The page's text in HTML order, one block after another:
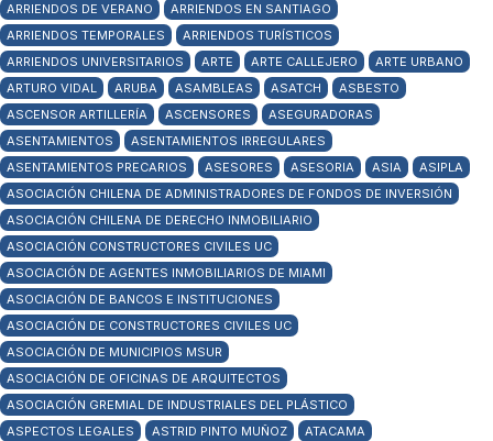
ARRIENDOS DE VERANO
ARRIENDOS EN SANTIAGO
ARRIENDOS TEMPORALES
ARRIENDOS TURÍSTICOS
ARRIENDOS UNIVERSITARIOS
ARTE ARTE CALLEJERO
ARTE URBANO
ARTURO VIDAL
ARUBA ASAMBLEAS ASATCH
ASBESTO
ASCENSOR ARTILLERÍA
ASCENSORES
ASEGURADORAS
ASENTAMIENTOS
ASENTAMIENTOS IRREGULARES
ASENTAMIENTOS PRECARIOS
ASESORES ASESORIA ASIA
ASIPLA
ASOCIACIÓN CHILENA DE ADMINISTRADORES DE FONDOS DE INVERSIÓN
ASOCIACIÓN CHILENA DE DERECHO INMOBILIARIO
ASOCIACIÓN CONSTRUCTORES CIVILES UC
ASOCIACIÓN DE AGENTES INMOBILIARIOS DE MIAMI
ASOCIACIÓN DE BANCOS E INSTITUCIONES
ASOCIACIÓN DE CONSTRUCTORES CIVILES UC
ASOCIACIÓN DE MUNICIPIOS MSUR
ASOCIACIÓN DE OFICINAS DE ARQUITECTOS
ASOCIACIÓN GREMIAL DE INDUSTRIALES DEL PLÁSTICO
ASPECTOS LEGALES
ASTRID PINTO MUÑOZ
ATACAMA